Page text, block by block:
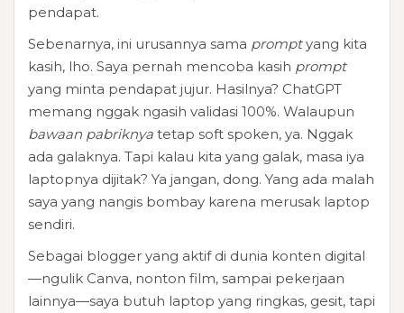
pendapat.
Sebenarnya, ini urusannya sama promptyang kita
kasih, lho. Saya pernah mencoba kasih prompt
yang minta pendapat jujur. Hasilnya? ChatGPT
memang nggak ngasih validasi 100%. Walaupun
bawaan pabriknya tetap soft spoken, ya. Nggak
ada galaknya. Tapi kalau kita yang galak, masa iya
laptopnya dijitak? Ya jangan, dong. Yang ada malah
saya yang nangis bombay karena merusak laptop
sendiri.
Sebagai blogger yang aktif di dunia konten digital
—ngulik Canva, nonton film, sampai pekerjaan
lainnya—saya butuh laptop yang ringkas, gesit, tapi